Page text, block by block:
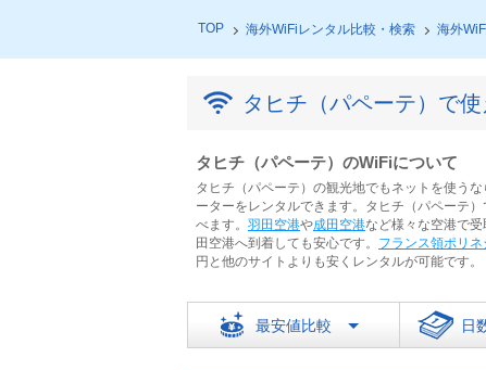
TOP 海外WiFiレンタル比較・検索 海外
タヒチ（パペーテ）で
タヒチ（パペーテ）のWiFiについて
タヒチ（パペーテ）の観光地でもネットを使う
ーターをレンタルできます。タヒチ（パペーテ
べます。 羽田空港や成田空港など様々な空港で
田空港へ到着しても安心です。 フランス領ポリネ
円と他のサイトよりも安くレンタルが可能です。
最安値比較 日